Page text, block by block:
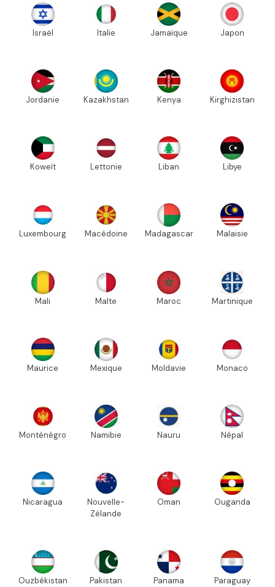
Israël Italie Jamaïque Japon
Jordanie Kazakhstan Kenya Kirghizistan
Koweït Lettonie Liban Libye
Luxembourg Macédoine Madagascar Malaisie
Mali Malte Maroc Martinique
Maurice Mexique Moldavie Monaco
Monténégro Namibie Nauru Népal
Nicaragua
Nouvelle-
Zélande
Oman Ouganda
Ouzbékistan Pakistan Panama Paraguay